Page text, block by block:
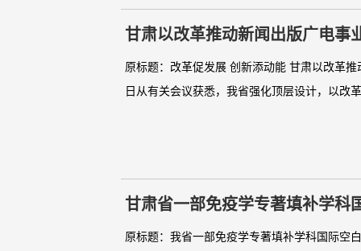
甘肃以改革推动新闻出版广电事
原标题：改革促发展 创新添动能 甘肃以改革
日从有关会议获悉，我省强化顶层设计，以改
甘肃省一部免疫学专著填补学科
原标题：我省一部免疫学专著填补学科国际空